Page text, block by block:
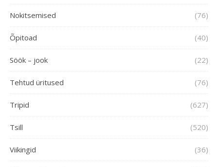
Nokitsemised (76)
Õpitoad (40)
Söök – jook (22)
Tehtud üritused (76)
Tripid (627)
Tsill (520)
Viikingid (36)